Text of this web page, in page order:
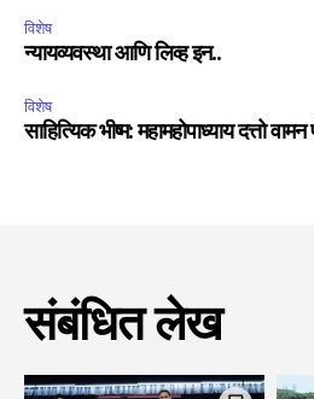
विशेष
न्यायव्यवस्था आणि लिव्ह इन..
विशेष
साहित्यिक भीष्म: महामहोपाध्याय दत्तो
संबंधित लेख